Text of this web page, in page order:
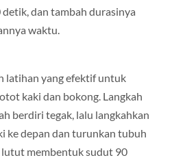
dan tambah durasinya
waktu.
latihan yang efektif untuk
kaki dan bokong. Langkah
berdiri tegak, lalu langkahkan
ke depan dan turunkan tubuh
lutut membentuk sudut 90